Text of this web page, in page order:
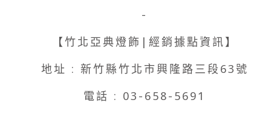
-
【竹北亞典燈飾|經銷據點資訊】
地址 : 新竹縣竹北市興隆路三段63號
電話 : 03-658-5691